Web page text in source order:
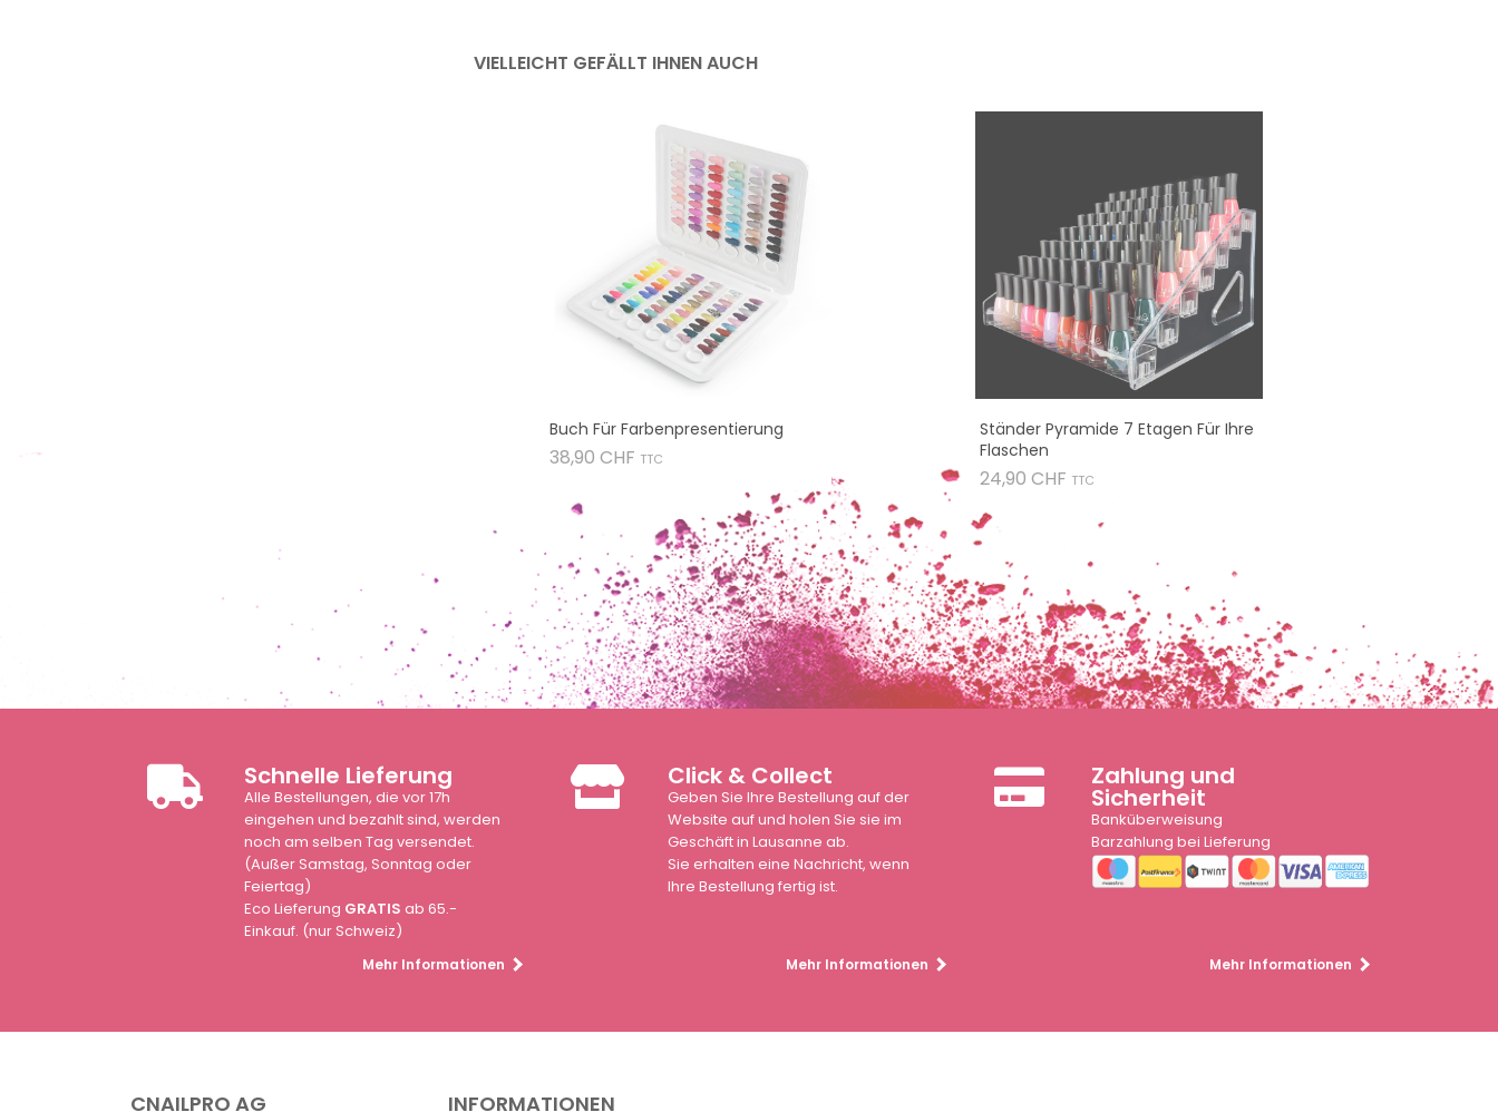
VIELLEICHT GEFÄLLT IHNEN AUCH
Buch Für Farbenpresentierung
38,90 CHF Preis
TTC
Ständer Pyramide 7 Etagen Für Ihre
Flaschen
24,90 CHF Preis
TTC
Schnelle Lieferung
Alle Bestellungen, die vor 17h
eingehen und bezahlt sind, werden
noch am selben Tag versendet.
(Außer Samstag, Sonntag oder
Feiertag)
Eco Lieferung GRATIS ab 65.-
Einkauf. (nur Schweiz)
Mehr Informationen
Click & Collect
Geben Sie Ihre Bestellung auf der
Website auf und holen Sie sie im
Geschäft in Lausanne ab.
Sie erhalten eine Nachricht, wenn
Ihre Bestellung fertig ist.
Mehr Informationen
Zahlung und
Sicherheit
Banküberweisung
Barzahlung bei Lieferung
Mehr Informationen
CNAILPRO AG INFORMATIONEN